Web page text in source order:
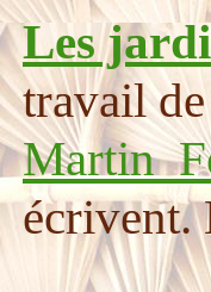
Les
travail
Martin
écrivent.
réussite